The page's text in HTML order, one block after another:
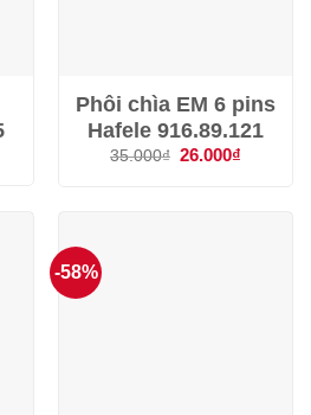
Phôi chìa EM 6 pins
Hafele 916.89.121
35.000₫ Giá
26.000₫
26.000₫.
-58%